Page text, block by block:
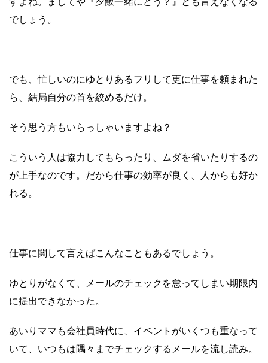
でしょう。
でも、忙しいのにゆとりあるフリして更に仕事を頼まれた
ら、結局自分の首を絞めるだけ。
そう思う方もいらっしゃいますよね？
こういう人は協力してもらったり、ムダを省いたりするの
が上手なのです。だから仕事の効率が良く、人からも好か
れる。
仕事に関して言えばこんなこともあるでしょう。
ゆとりがなくて、メールのチェックを怠ってしまい期限内
に提出できなかった。
あいりママも会社員時代に、イベントがいくつも重なって
いて、いつもは隅々までチェックするメールを流し読み。